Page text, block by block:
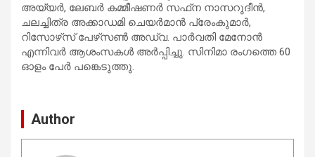
അയ്യര്‍, ലേബര്‍ കമ്മീഷണര്‍ സഫ്‌ന നാസറുദീന്‍,
ചലച്ചിത്ര അക്കാഡമി ചെയര്‍മാന്‍ പ്രേംകുമാര്‍,
റിസോഴ്‌സ് പേഴ്‌സണ്‍ അഡ്വ. പാര്‍വതി മേനോന്‍
എന്നിവര്‍ ആശംസകള്‍ അര്‍പ്പിച്ചു. സിനിമാ രംഗത്തെ 60
ഓളം പേര്‍ പങ്കെടുത്തു.
Author